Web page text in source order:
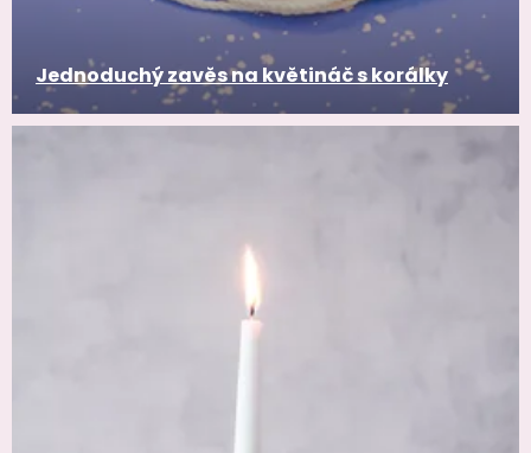
Jednoduchý zavěs na květináč s korálky